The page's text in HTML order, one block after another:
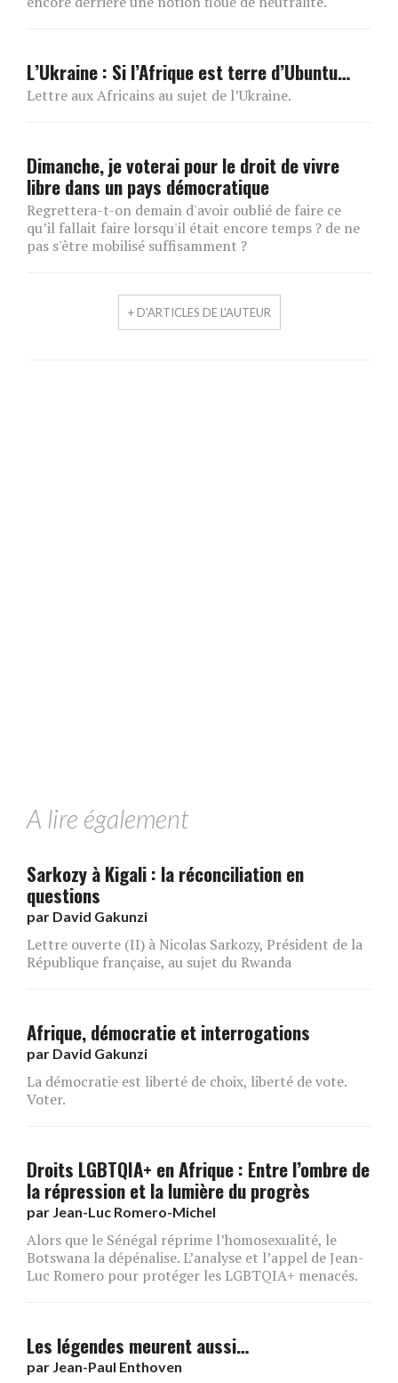
L’Ukraine : Si l’Afrique est terre d’Ubuntu…
Lettre aux Africains au sujet de l’Ukraine.
Dimanche, je voterai pour le droit de vivre
libre dans un pays démocratique
Regrettera-t-on demain d'avoir oublié de faire ce
qu’il fallait faire lorsqu'il était encore temps ? de ne
pas s'être mobilisé suffisamment ?
+ D'ARTICLES DE L'AUTEUR
A lire également
Sarkozy à Kigali : la réconciliation en
questions
par David Gakunzi
Lettre ouverte (II) à Nicolas Sarkozy, Président de la
République française, au sujet du Rwanda
Afrique, démocratie et interrogations
par David Gakunzi
La démocratie est liberté de choix, liberté de vote.
Voter.
Droits LGBTQIA+ en Afrique : Entre l’ombre de
la répression et la lumière du progrès
par Jean-Luc Romero-Michel
Alors que le Sénégal réprime l’homosexualité, le
Botswana la dépénalise. L’analyse et l’appel de Jean-
Luc Romero pour protéger les LGBTQIA+ menacés.
Les légendes meurent aussi…
par Jean-Paul Enthoven